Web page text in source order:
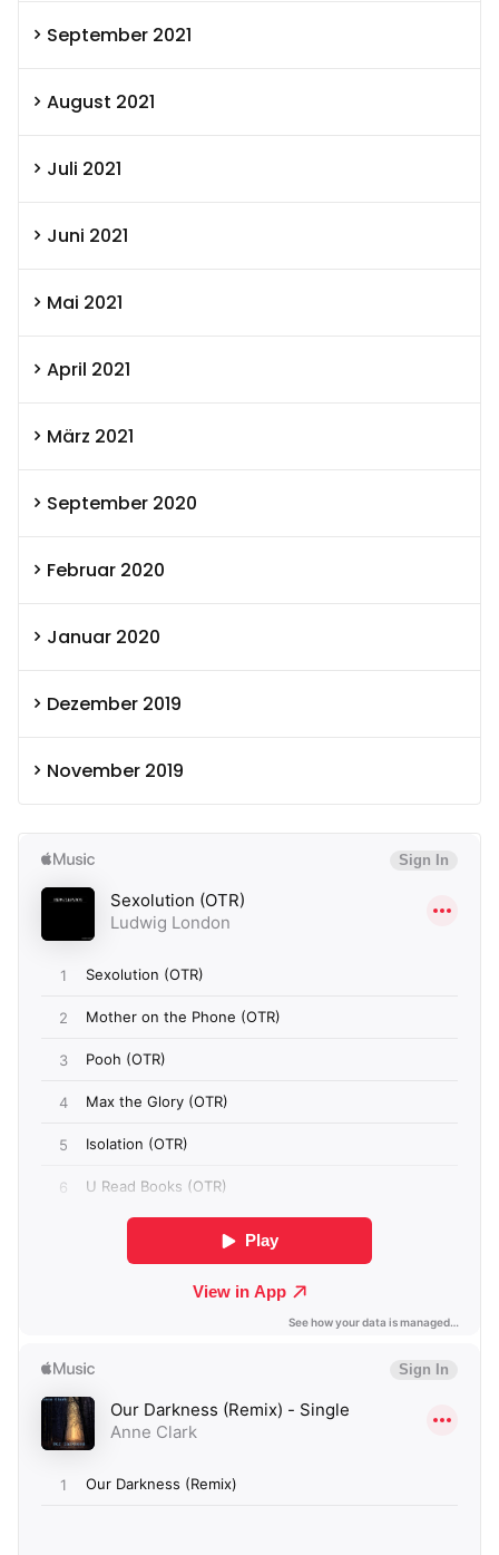
September 2021
August 2021
Juli 2021
Juni 2021
Mai 2021
April 2021
März 2021
September 2020
Februar 2020
Januar 2020
Dezember 2019
November 2019